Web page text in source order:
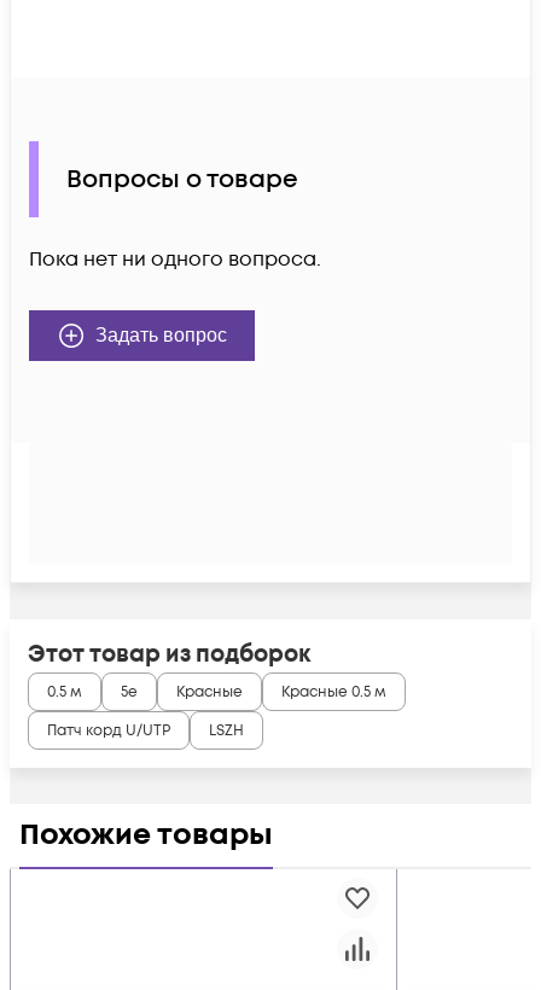
Вопросы о товаре
Пока нет ни одного вопроса.
Задать вопрос
Этот товар из подборок
0.5 м 5e Красные
Красные 0.5 м
Патч корд U/UTP
LSZH
Похожие товары